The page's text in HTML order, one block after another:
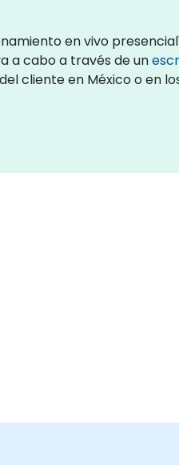
en vivo
a cabo a través de un
cliente en México o en